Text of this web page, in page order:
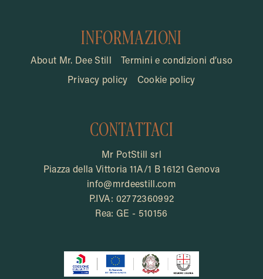
INFORMAZIONI
About Mr. Dee Still Termini e condizioni d’uso
Privacy policy Cookie policy
CONTATTACI
Mr PotStill srl
Piazza della Vittoria 11A/1 B 16121 Genova
info@mrdeestill.com
P.IVA: 02772360992
Rea: GE - 510156